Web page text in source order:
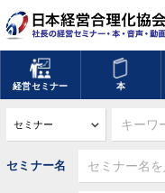
経営セミナー 本
セミナー名